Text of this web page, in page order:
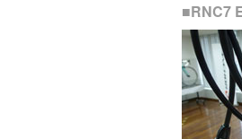
■RNC7